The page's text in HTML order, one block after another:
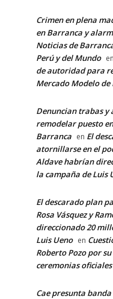
Crimen en plena
en Barranca y
Noticias de
Perú y del Mundo en
de autoridad para
Mercado Modelo
Denuncian trabas
remodelar puesto
Barranca en El
atornillarse en el
Aldave habrían
la campaña de Luis
El descarado plan
Rosa Vásquez y
direccionado 20
Luis Ueno en
Roberto Pozo por
ceremonias
Cae presunta banda